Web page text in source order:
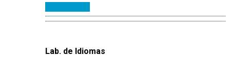
Lab. de Idiomas